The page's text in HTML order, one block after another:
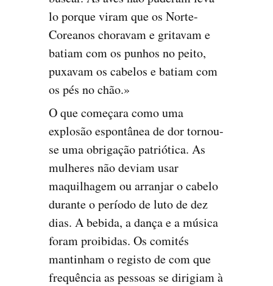
lo porque viram que os Norte-
Coreanos chora­vam e gritavam e
batiam com os punhos no peito,
puxa­vam os cabelos e batiam com
os pés no chão.»
O que começara como uma
explosão espontânea de dor tornou-
se uma obrigação patriótica. As
mulheres não deviam usar
maquilhagem ou arranjar o cabelo
durante o período de luto de dez
dias. A bebida, a dança e a música
foram proibidas. Os comités
mantinham o registo de com que
frequência as pessoas se dirigiam à